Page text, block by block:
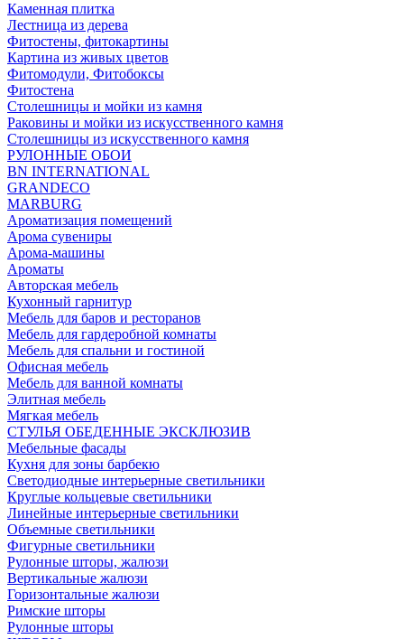
Каменная плитка
Лестница из дерева
Фитостены, фитокартины
Картина из живых цветов
Фитомодули, Фитобоксы
Фитостена
Столешницы и мойки из камня
Раковины и мойки из искусственного камня
Столешницы из искусственного камня
РУЛОННЫЕ ОБОИ
BN INTERNATIONAL
GRANDECO
MARBURG
Ароматизация помещений
Арома сувениры
Арома-машины
Ароматы
Авторская мебель
Кухонный гарнитур
Мебель для баров и ресторанов
Мебель для гардеробной комнаты
Мебель для спальни и гостиной
Офисная мебель
Мебель для ванной комнаты
Элитная мебель
Мягкая мебель
СТУЛЬЯ ОБЕДЕННЫЕ ЭКСКЛЮЗИВ
Мебельные фасады
Кухня для зоны барбекю
Светодиодные интерьерные светильники
Круглые кольцевые светильники
Линейные интерьерные светильники
Объемные светильники
Фигурные светильники
Рулонные шторы, жалюзи
Вертикальные жалюзи
Горизонтальные жалюзи
Римские шторы
Рулонные шторы